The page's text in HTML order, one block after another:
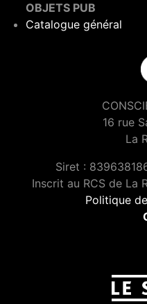
OBJETS PUB
Catalogue général
16 rue
La
Siret :
Inscrit au RCS de La
Politique